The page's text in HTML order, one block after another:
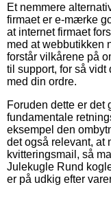
Et nemmere
firmaet er e-mærke
at internet firmaet
med at webbutikken
forstår vilkårene på
til support, for så
med din ordre.
Foruden dette er det
fundamentale
eksempel den
det også relevant, at
kvitteringsmail, så
Julekugle Rund
er på udkig efter